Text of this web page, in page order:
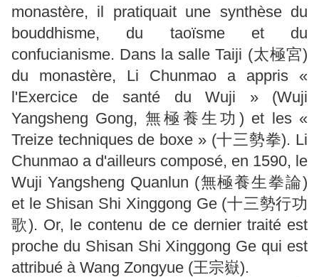
monastère, il pratiquait une synthèse du
bouddhisme, du taoïsme et du
confucianisme. Dans la salle Taiji (太極宮)
du monastère, Li Chunmao a appris «
l'Exercice de santé du Wuji » (Wuji
Yangsheng Gong, 無極養生功) et les «
Treize techniques de boxe » (十三勢拳). Li
Chunmao a d'ailleurs composé, en 1590, le
Wuji Yangsheng Quanlun (無極養生拳論)
et le Shisan Shi Xinggong Ge (十三勢行功
歌). Or, le contenu de ce dernier traité est
proche du Shisan Shi Xinggong Ge qui est
attribué à Wang Zongyue (王宗嶽).